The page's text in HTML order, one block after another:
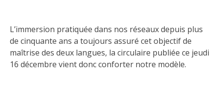
L’immersion pratiquée dans nos réseaux depuis plus
de cinquante ans a toujours assuré cet objectif de
maîtrise des deux langues, la circulaire publiée ce jeudi
16 décembre vient donc conforter notre modèle.